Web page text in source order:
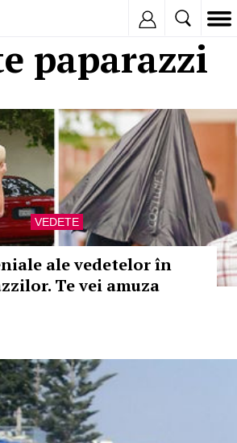
paparazzi
VEDETE
ale vedetelor în
Te vei amuza